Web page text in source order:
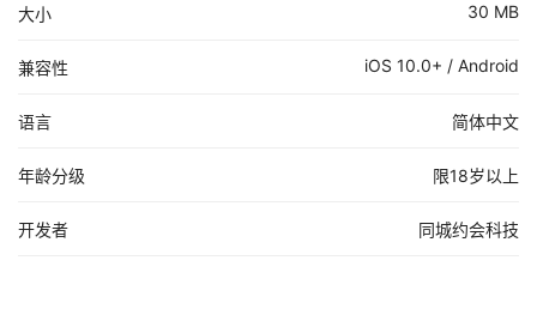
大小 30 MB
兼容性 iOS 10.0+ / Android
语言 简体中文
年龄分级 限18岁以上
开发者 同城约会科技